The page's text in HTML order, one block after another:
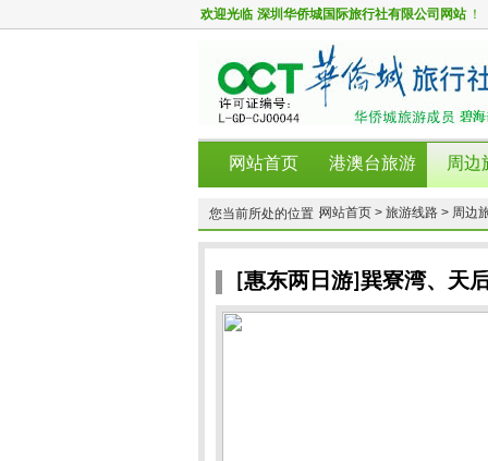
欢迎光临 深圳华侨城国际旅行社有限公司网站 ！
网站首页 港澳台旅游 周边
您当前所处的位置：网站首页 > 旅游线路 > 周边
[惠东两日游]巽寮湾、天